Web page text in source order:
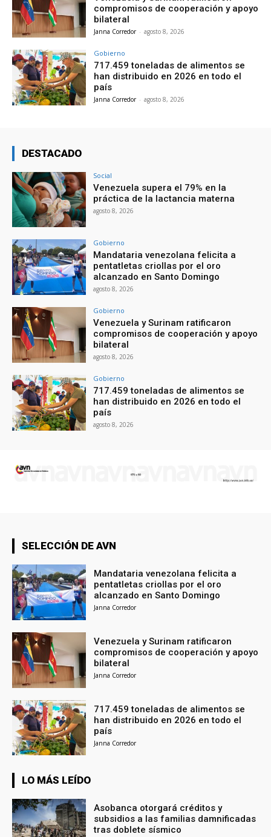
compromisos de cooperación y apoyo
bilateral
Janna Corredor - agosto 8, 2026
Gobierno
717.459 toneladas de alimentos se
han distribuido en 2026 en todo el
país
Janna Corredor - agosto 8, 2026
DESTACADO
Social
Venezuela supera el 79% en la
práctica de la lactancia materna
agosto 8, 2026
Gobierno
Mandataria venezolana felicita a
pentatletas criollas por el oro
alcanzado en Santo Domingo
agosto 8, 2026
Gobierno
Venezuela y Surinam ratificaron
compromisos de cooperación y apoyo
bilateral
agosto 8, 2026
Gobierno
717.459 toneladas de alimentos se
han distribuido en 2026 en todo el
país
agosto 8, 2026
SELECCIÓN DE AVN
Mandataria venezolana felicita a
pentatletas criollas por el oro
alcanzado en Santo Domingo
Janna Corredor
Venezuela y Surinam ratificaron
compromisos de cooperación y apoyo
bilateral
Janna Corredor
717.459 toneladas de alimentos se
han distribuido en 2026 en todo el
país
Janna Corredor
LO MÁS LEÍDO
Asobanca otorgará créditos y
subsidios a las familias damnificadas
tras doblete sísmico